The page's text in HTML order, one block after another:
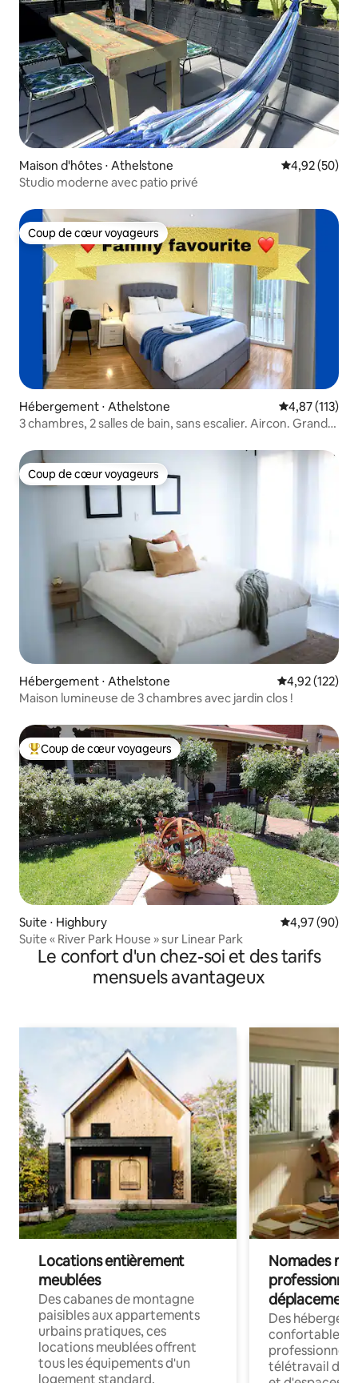
Maison d'hôtes ⋅ Athelstone Évaluation
4,92 (50)
Studio moderne avec patio privé
Coup de cœur voyageurs
Coup de cœur voyageurs
Hébergement ⋅ Athelstone Évaluation
4,87 (113)
3 chambres, 2 salles de bain, sans escalier. Aircon. Grande
Coup de cœur voyageurs
Coup de cœur voyageurs
Hébergement ⋅ Athelstone Évaluation
4,92 (122)
Maison lumineuse de 3 chambres avec jardin clos !
Coups de cœur voyageurs les plus appréciés
Coup de cœur voyageurs
Suite ⋅ Highbury Évaluation
4,97 (90)
Suite « River Park House » sur Linear Park
Le confort d'un chez-soi et des tarifs
mensuels avantageux
Locations entièrement
meublées
Des cabanes de montagne
paisibles aux appartements
urbains pratiques, ces
locations meublées offrent
tous les équipements d'un
logement standard.
Nomades
déplacement
Des
confortables
professionnels
télétravail